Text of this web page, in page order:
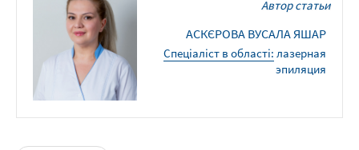
Автор статьи
АСКЄРОВА ВУСАЛА ЯШАР
спеціаліст в області: лазерная
эпиляция